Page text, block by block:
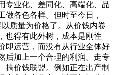
专业化、差同化、高端化、品
做各色各样。但时至今日，
质量为价格了。从价钱内卷
也得有此外树，成本是刚性
即运营，而没有从行业全体好
后加上一个合理的利润。走专
搞价钱联盟。例如正在出产制